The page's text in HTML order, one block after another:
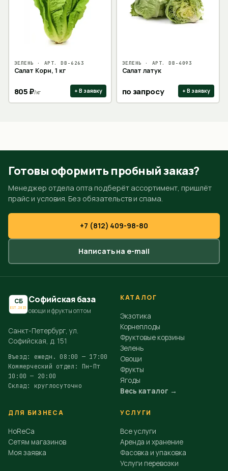
ЗЕЛЕНЬ · АРТ.DB-6263
Салат Корн, 1 кг
805₽/кг + В заявку
ЗЕЛЕНЬ · АРТ.DB-4093
Салат латук
по запросу + В заявку
Готовы оформить пробный заказ?
Менеджер отдела опта подберёт ассортимент, пришлёт
прайс и условия. Без обязательств и спама.
+7 (812) 409-98-80
Написать на e-mail
СБ
EST.2015
Софийская база
овощи и фрукты оптом
Санкт-Петербург, ул.
Софийская, д. 151
Въезд: ежедн. 08:00 — 17:00
Коммерческий отдел: Пн–Пт
10:00 — 20:00
Склад: круглосуточно
КАТАЛОГ
Экзотика
Корнеплоды
Фруктовые корзины
Зелень
Овощи
Фрукты
Ягоды
Весь каталог →
ДЛЯ БИЗНЕСА
HoReCa
Сетям магазинов
Моя заявка
УСЛУГИ
Все услуги
Аренда и хранение
Фасовка и упаковка
Услуги перевозки